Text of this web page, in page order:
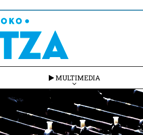
MULTIMEDIA